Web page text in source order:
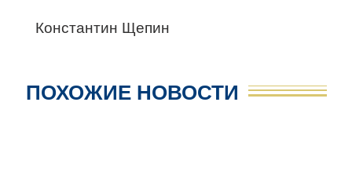
Константин Щепин
ПОХОЖИЕ НОВОСТИ